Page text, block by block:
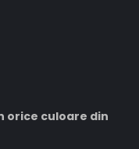
orice culoare din